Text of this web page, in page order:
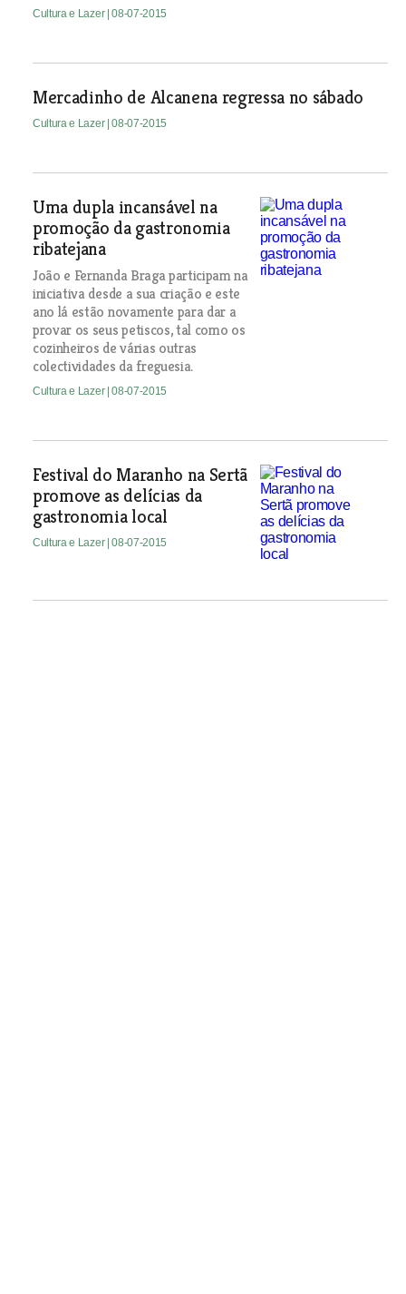
Cultura e Lazer | 08-07-2015
Mercadinho de Alcanena regressa no sábado
Cultura e Lazer | 08-07-2015
Uma dupla incansável na
promoção da gastronomia
ribatejana
João e Fernanda Braga participam na
iniciativa desde a sua criação e este
ano lá estão novamente para dar a
provar os seus petiscos, tal como os
cozinheiros de várias outras
colectividades da freguesia.
Cultura e Lazer | 08-07-2015
Festival do Maranho na Sertã
promove as delícias da
gastronomia local
Cultura e Lazer | 08-07-2015